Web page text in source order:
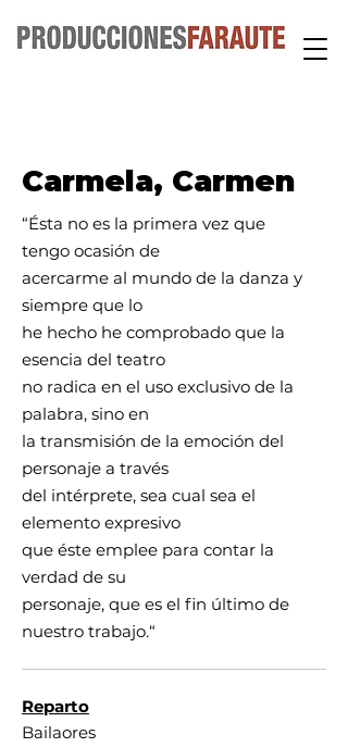
Carmela, Carmen
“Ésta no es la primera vez que
tengo ocasión de
acercarme al mundo de la danza y
siempre que lo
he hecho he comprobado que la
esencia del teatro
no radica en el uso exclusivo de la
palabra, sino en
la transmisión de la emoción del
personaje a través
del intérprete, sea cual sea el
elemento expresivo
que éste emplee para contar la
verdad de su
personaje, que es el fin último de
nuestro trabajo.“
Reparto
Bailaores